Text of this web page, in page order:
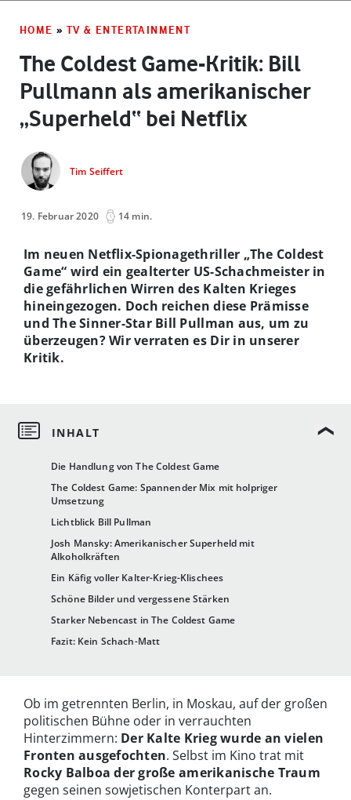
HOME » TV & ENTERTAINMENT
The Coldest Game-Kritik: Bill
Pullmann als amerikanischer
„Superheld“ bei Netflix
Tim Seiffert
19. Februar 2020 14 min.
Die Handlung von The Coldest Game
The Coldest Game: Spannender Mix mit holpriger
Umsetzung
Lichtblick Bill Pullman
Josh Mansky: Amerikanischer Superheld mit
Alkoholkräften
Ein Käfig voller Kalter-Krieg-Klischees
Schöne Bilder und vergessene Stärken
Starker Nebencast in The Coldest Game
Fazit: Kein Schach-Matt
Im neuen Netflix-Spionagethriller „The Coldest
Game“ wird ein gealterter US-Schachmeister in
die gefährlichen Wirren des Kalten Krieges
hineingezogen. Doch reichen diese Prämisse
und The Sinner-Star Bill Pullman aus, um zu
überzeugen? Wir verraten es Dir in unserer
Kritik.
Ob im getrennten Berlin, in Moskau, auf der großen
politischen Bühne oder in verrauchten
Hinterzimmern: Der Kalte Krieg wurde an vielen
Fronten ausgefochten. Selbst im Kino trat mit
Rocky Balboader große amerikanische Traum
gegen seinen sowjetischen Konterpart an.